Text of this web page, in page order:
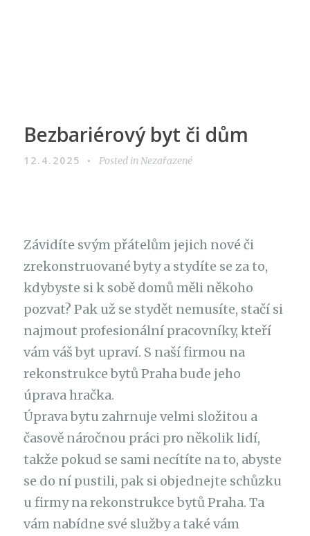
Bezbariérový byt či dům
12.4.2025 Posted in Nezařazené
Závidíte svým přátelům jejich nové či
zrekonstruované byty a stydíte se za to,
kdybyste si k sobě domů měli někoho
pozvat? Pak už se stydět nemusíte, stačí si
najmout profesionální pracovníky, kteří
vám váš byt upraví. S naší firmou na
rekonstrukce bytů Praha bude jeho
úprava hračka.
Úprava bytu zahrnuje velmi složitou a
časově náročnou práci pro několik lidí,
takže pokud se sami necítíte na to, abyste
se do ní pustili, pak si objednejte schůzku
u firmy na rekonstrukce bytů Praha. Ta
vám nabídne své služby a také vám